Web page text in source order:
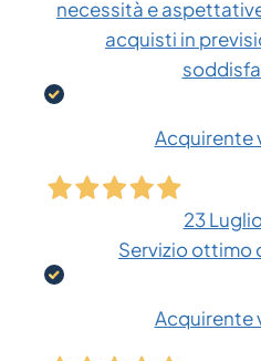
necessità e
acquisti in
Acquirente
23
Servizio ottimo
Acquirente